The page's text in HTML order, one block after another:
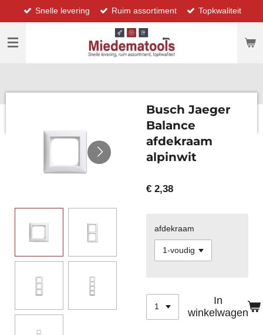
direct
naar
hoofdinhoud
Snelle levering Ruim assortiment Topkwaliteit
Busch Jaeger
Balance
afdekraam
alpinwit
€ 2,38
afdekraam
In
winkelwagen